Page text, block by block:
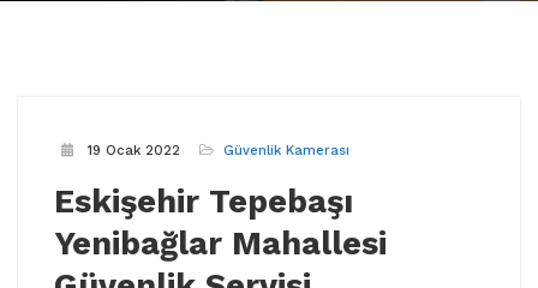
19 Ocak 2022 Güvenlik Kamerası
Eskişehir Tepebaşı
Yenibağlar Mahallesi